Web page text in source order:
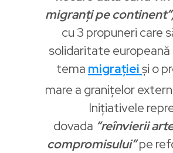
migranți pe
cu 3 propuneri care
solidaritate
tema migrațieiși o
mare a granițelor
Inițiativele
dovada “reînvierii
compromisului”pe